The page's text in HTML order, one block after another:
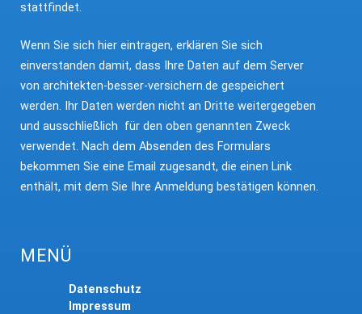
stattfindet.
Wenn Sie sich hier eintragen, erklären Sie sich
einverstanden damit, dass Ihre Daten auf dem Server
von architekten-besser-versichern.de gespeichert
werden. Ihr Daten werden nicht an Dritte weitergegeben
und ausschließlich für den oben genannten Zweck
verwendet. Nach dem Absenden des Formulars
bekommen Sie eine Email zugesandt, die einen Link
enthält, mit dem Sie Ihre Anmeldung bestätigen können.
MENÜ
Datenschutz
Impressum